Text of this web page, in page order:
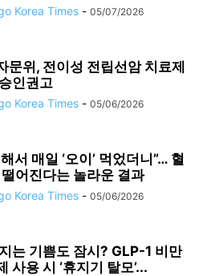
Korea Times - 05/07/2026
문위, 전이성 전립선암 치료제
인권고
Korea Times - 05/06/2026
서 매일 ‘오이’ 먹었더니”… 혈
어진다는 놀라운 결과
Korea Times - 05/06/2026
는 기쁨도 잠시? GLP-1 비만
사용 시 ‘휴지기 탈모’...